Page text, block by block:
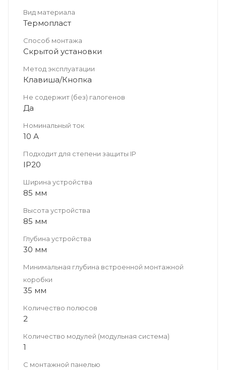
Вид материала
Термопласт
Способ монтажа
Скрытой установки
Метод эксплуатации
Клавиша/Кнопка
Не содержит (без) галогенов
Да
Номинальный ток
10 А
Подходит для степени защиты IP
IP20
Ширина устройства
85 мм
Высота устройства
85 мм
Глубина устройства
30 мм
Минимальная глубина встроенной монтажной
коробки
35 мм
Количество полюсов
2
Количество модулей (модульная система)
1
С монтажной панелью